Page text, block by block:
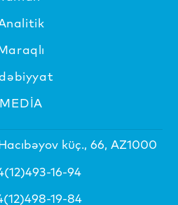
MEDİA
küç., 66, AZ1000
16-94
19-84